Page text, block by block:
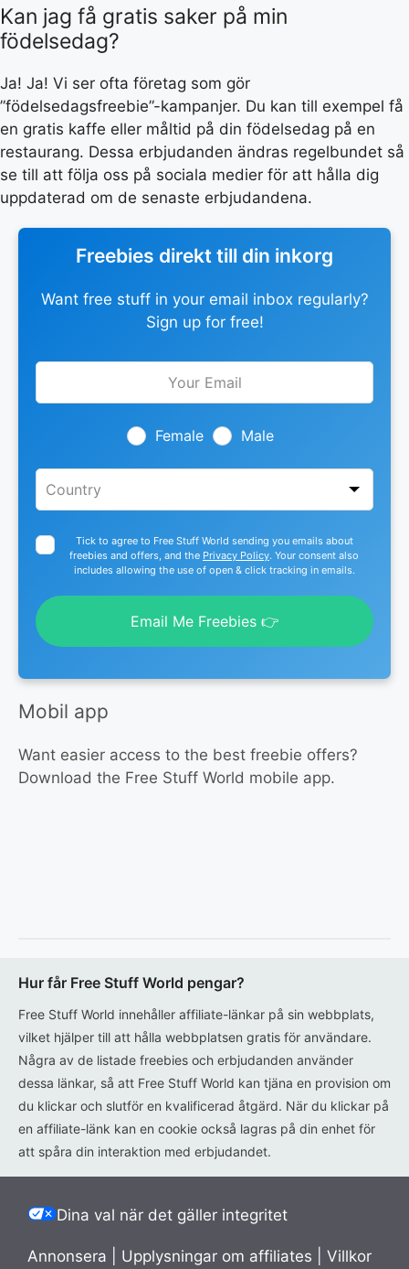
Kan jag få gratis saker på min
födelsedag?
Ja! Ja! Vi ser ofta företag som gör
”födelsedagsfreebie”-kampanjer. Du kan till exempel få
en gratis kaffe eller måltid på din födelsedag på en
restaurang. Dessa erbjudanden ändras regelbundet så
se till att följa oss på sociala medier för att hålla dig
uppdaterad om de senaste erbjudandena.
Freebies direkt till din inkorg
Want free stuff in your email inbox regularly?
Sign up for free!
Leave
Female Male
Tick to agree to Free Stuff World sending you emails about
freebies and offers, and the Privacy Policy. Your consent also
includes allowing the use of open & click tracking in emails.
Email Me Freebies 👉
Mobil app
Want easier access to the best freebie offers?
Download the Free Stuff World mobile app.
Hur får Free Stuff World pengar?
Free Stuff World innehåller affiliate-länkar på sin webbplats,
vilket hjälper till att hålla webbplatsen gratis för användare.
Några av de listade freebies och erbjudanden använder
dessa länkar, så att Free Stuff World kan tjäna en provision om
du klickar och slutför en kvalificerad åtgärd. När du klickar på
en affiliate-länk kan en cookie också lagras på din enhet för
att spåra din interaktion med erbjudandet.
Dina val när det gäller integritet
Annonsera Upplysningar om affiliates Villkor